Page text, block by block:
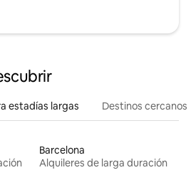
estadías largas Destinos cercanos
Barcelona
Alquileres de larga duración